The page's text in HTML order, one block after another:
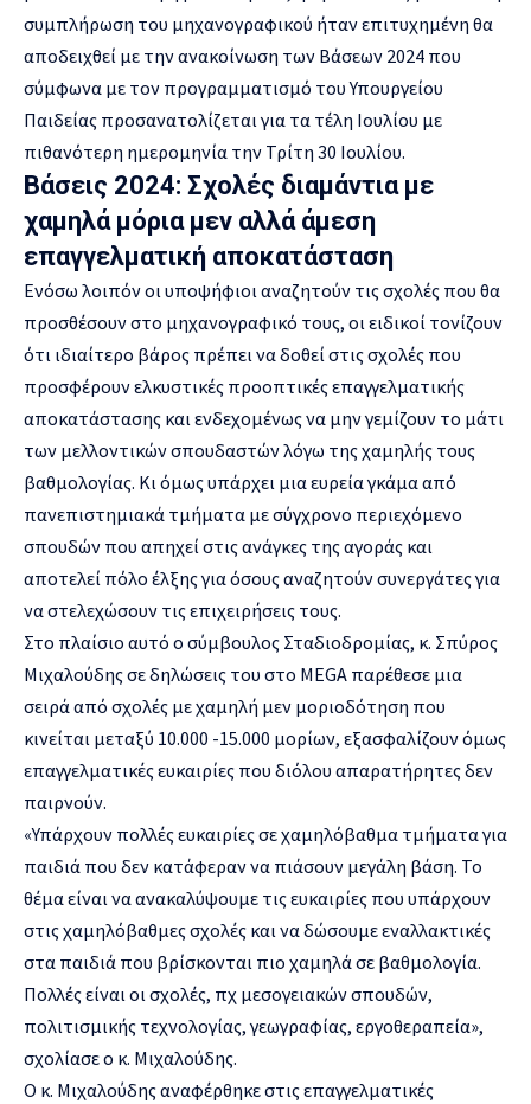
συμπλήρωση του μηχανογραφικού ήταν επιτυχημένη θα
αποδειχθεί με την ανακοίνωση των Βάσεων 2024 που
σύμφωνα με τον προγραμματισμό του Υπουργείου
Παιδείας προσανατολίζεται για τα τέλη Ιουλίου με
πιθανότερη ημερομηνία την Τρίτη 30 Ιουλίου.
Βάσεις 2024: Σχολές διαμάντια με
χαμηλά μόρια μεν αλλά άμεση
επαγγελματική αποκατάσταση
Ενόσω λοιπόν οι υποψήφιοι αναζητούν τις σχολές που θα
προσθέσουν στο μηχανογραφικό τους, οι ειδικοί τονίζουν
ότι ιδιαίτερο βάρος πρέπει να δοθεί στις σχολές που
προσφέρουν ελκυστικές προοπτικές επαγγελματικής
αποκατάστασης και ενδεχομένως να μην γεμίζουν το μάτι
των μελλοντικών σπουδαστών λόγω της χαμηλής τους
βαθμολογίας. Κι όμως υπάρχει μια ευρεία γκάμα από
πανεπιστημιακά τμήματα με σύγχρονο περιεχόμενο
σπουδών που απηχεί στις ανάγκες της αγοράς και
αποτελεί πόλο έλξης για όσους αναζητούν συνεργάτες για
να στελεχώσουν τις επιχειρήσεις τους.
Στο πλαίσιο αυτό ο σύμβουλος Σταδιοδρομίας, κ. Σπύρος
Μιχαλούδης σε δηλώσεις του στο MEGA παρέθεσε μια
σειρά από σχολές με χαμηλή μεν μοριοδότηση που
κινείται μεταξύ 10.000 -15.000 μορίων, εξασφαλίζουν όμως
επαγγελματικές ευκαιρίες που διόλου απαρατήρητες δεν
παιρνούν.
«Υπάρχουν πολλές ευκαιρίες σε χαμηλόβαθμα τμήματα για
παιδιά που δεν κατάφεραν να πιάσουν μεγάλη βάση. Το
θέμα είναι να ανακαλύψουμε τις ευκαιρίες που υπάρχουν
στις χαμηλόβαθμες σχολές και να δώσουμε εναλλακτικές
στα παιδιά που βρίσκονται πιο χαμηλά σε βαθμολογία.
Πολλές είναι οι σχολές, πχ μεσογειακών σπουδών,
πολιτισμικής τεχνολογίας, γεωγραφίας, εργοθεραπεία»,
σχολίασε ο κ. Μιχαλούδης.
Ο κ. Μιχαλούδης αναφέρθηκε στις επαγγελματικές